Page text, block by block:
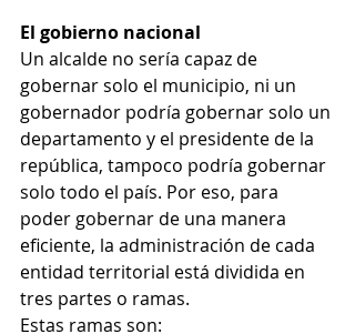
El gobierno nacional
Un alcalde no sería capaz de
gobernar solo el municipio, ni un
gobernador podría gobernar solo un
departamento y el presidente de la
república, tampoco podría gobernar
solo todo el país. Por eso, para
poder gobernar de una manera
eficiente, la administración de cada
entidad territorial está dividida en
tres partes o ramas.
Estas ramas son: